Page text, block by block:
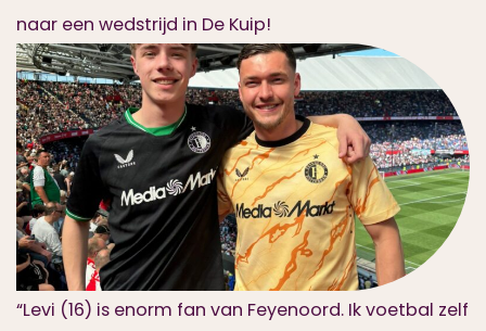
naar een wedstrijd in De Kuip!
“Levi (16) is enorm fan van Feyenoord. Ik voetbal zelf